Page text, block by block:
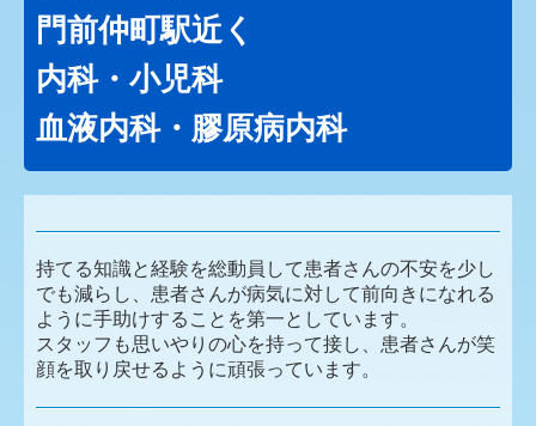
門前仲町駅近く
内科・小児科
血液内科・膠原病内科
持てる知識と経験を総動員して患者さんの不安を少し
でも減らし、患者さんが病気に対して前向きになれる
ように手助けすることを第一としています。
スタッフも思いやりの心を持って接し、患者さんが笑
顔を取り戻せるように頑張っています。